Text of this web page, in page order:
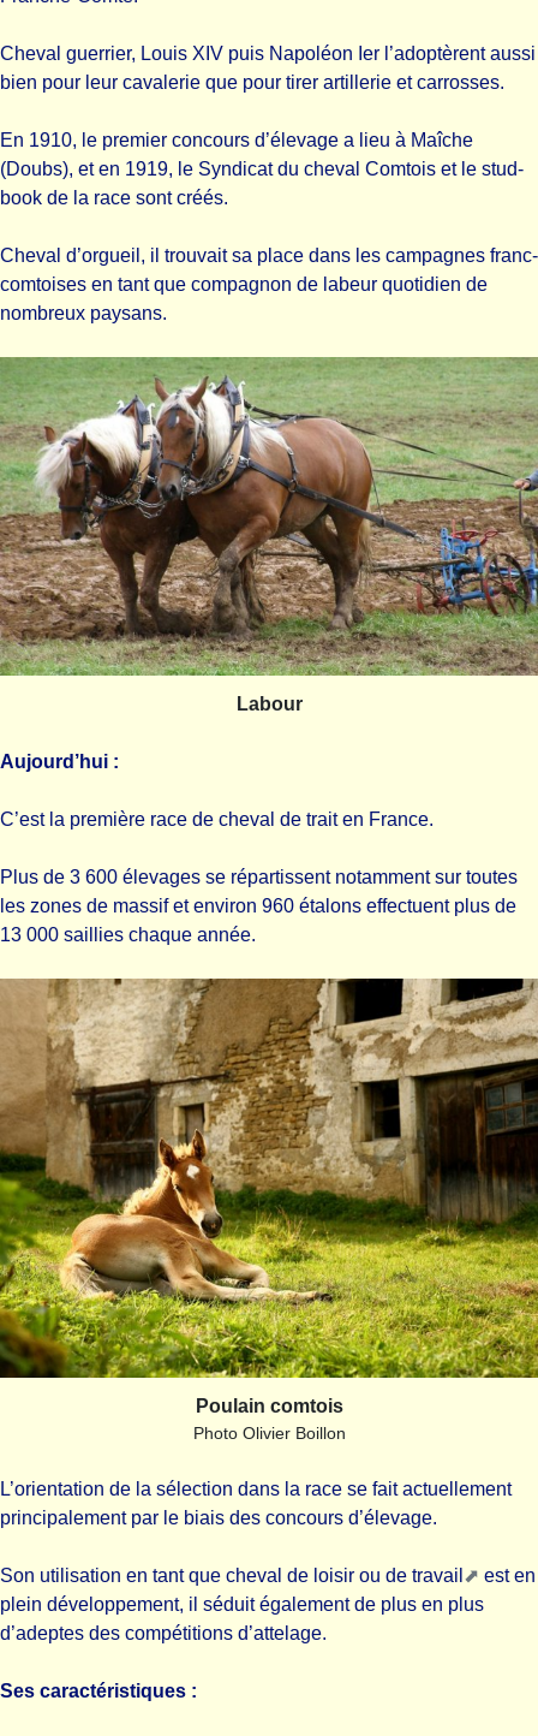
Cheval guerrier, Louis XIV puis Napoléon Ier l’adoptèrent aussi
bien pour leur cavalerie que pour tirer artillerie et carrosses.
En 1910, le premier concours d’élevage a lieu à Maîche
(Doubs), et en 1919, le Syndicat du cheval Comtois et le stud-
book de la race sont créés.
Cheval d’orgueil, il trouvait sa place dans les campagnes franc-
comtoises en tant que compagnon de labeur quotidien de
nombreux paysans.
Labour
Aujourd’hui :
C’est la première race de cheval de trait en France.
Plus de 3 600 élevages se répartissent notamment sur toutes
les zones de massif et environ 960 étalons effectuent plus de
13 000 saillies chaque année.
Poulain comtois
Photo Olivier Boillon
L’orientation de la sélection dans la race se fait actuellement
principalement par le biais des concours d’élevage.
Son utilisation en tant que cheval de loisir ou de travail
est en
plein développement, il séduit également de plus en plus
d’adeptes des compétitions d’attelage.
Ses caractéristiques :